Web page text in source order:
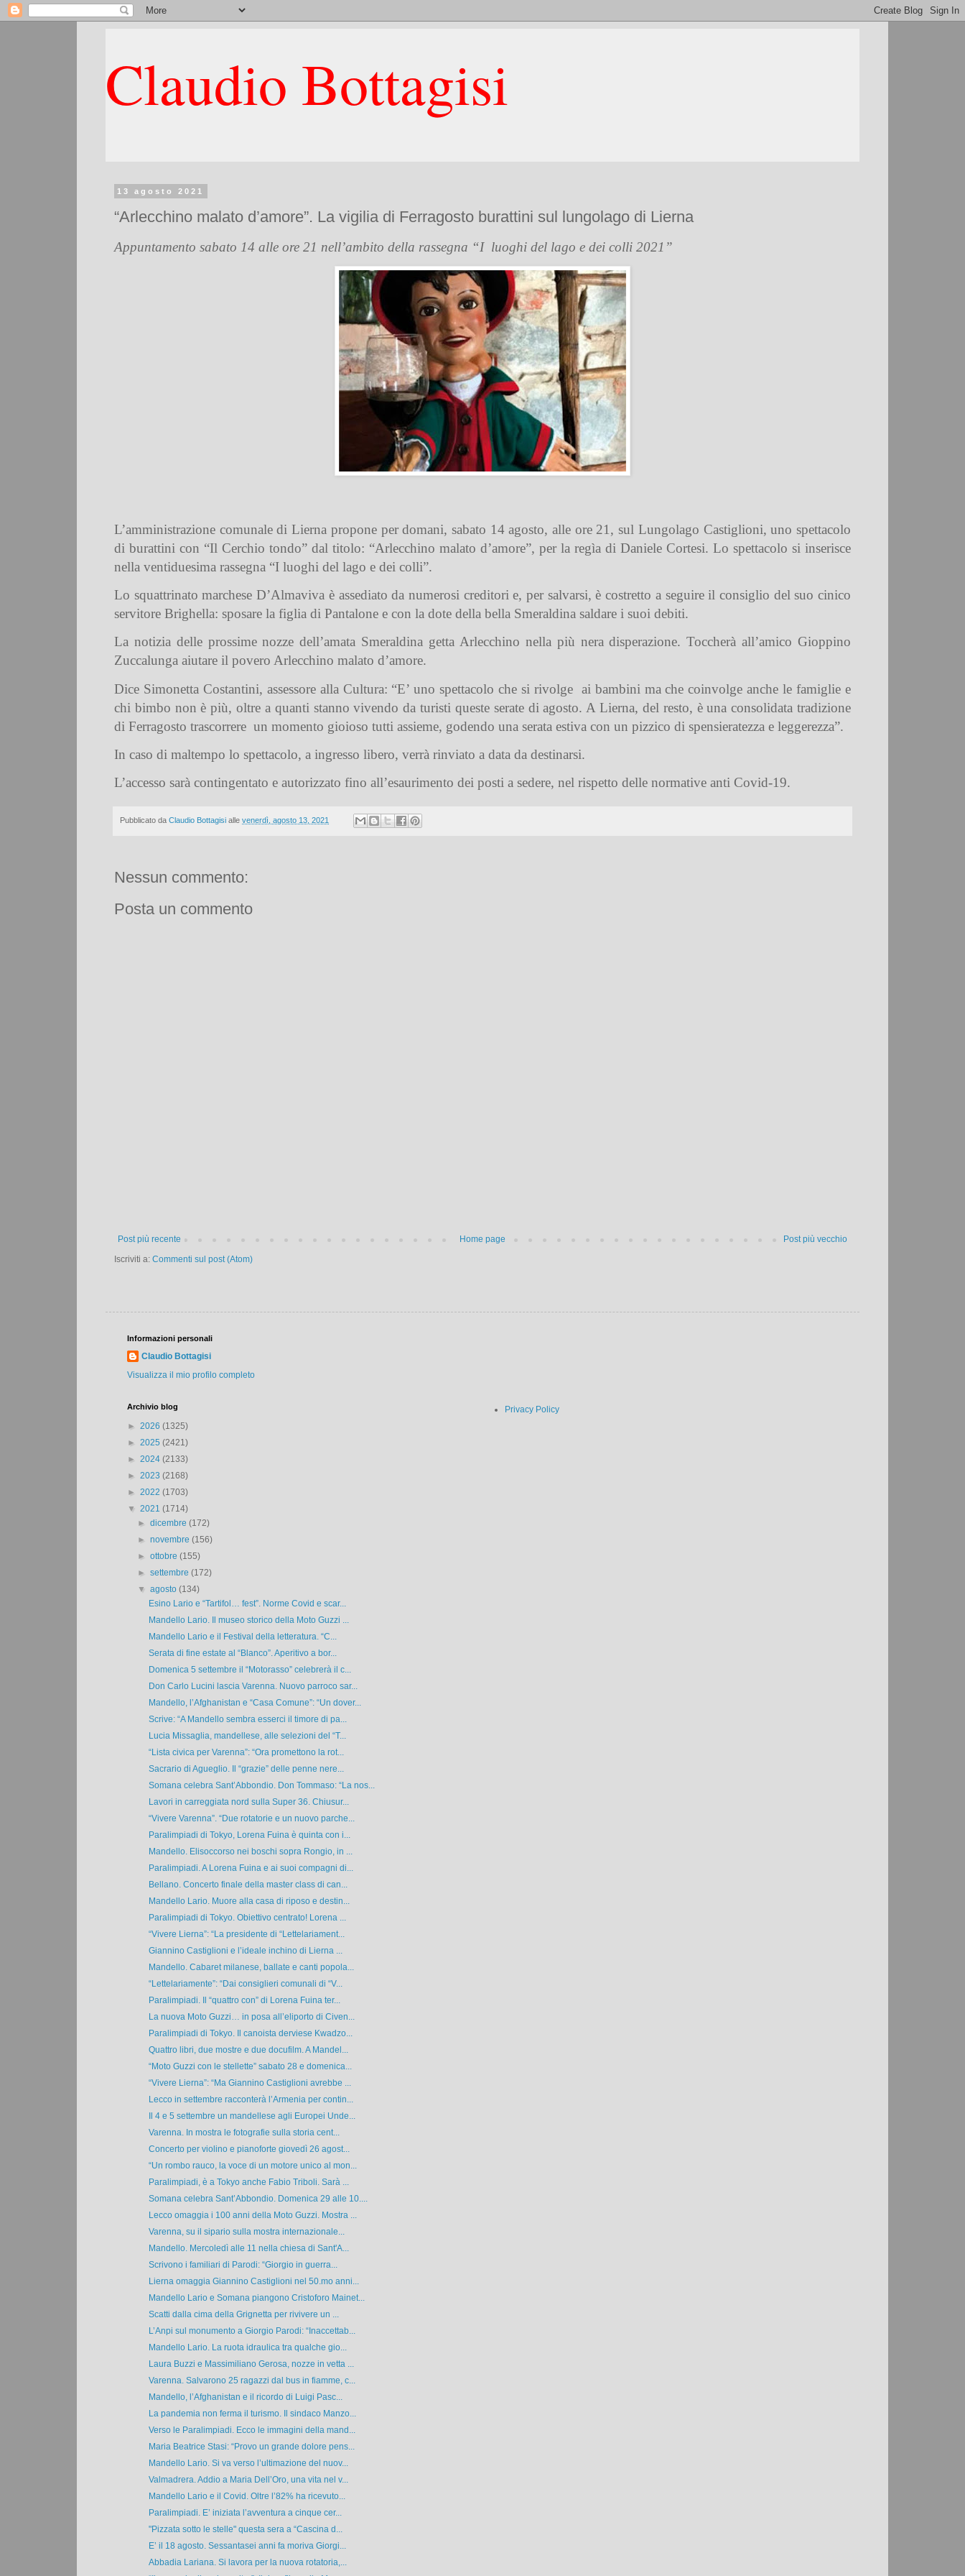
Claudio Bottagisi
13 agosto 2021
“Arlecchino malato d’amore”. La vigilia di Ferragosto burattini sul lungolago di Lierna
Appuntamento sabato 14 alle ore 21 nell’ambito della rassegna “I luoghi del lago e dei colli 2021”
L’amministrazione comunale di Lierna propone per domani, sabato 14 agosto, alle ore 21, sul Lungolago Castiglioni, uno spettacolo
di burattini con “Il Cerchio tondo” dal titolo: “Arlecchino malato d’amore”, per la regìa di Daniele Cortesi. Lo spettacolo si inserisce
nella ventiduesima rassegna “I luoghi del lago e dei colli”.
Lo squattrinato marchese D’Almaviva è assediato da numerosi creditori e, per salvarsi, è costretto a seguire il consiglio del suo cinico
servitore Brighella: sposare la figlia di Pantalone e con la dote della bella Smeraldina saldare i suoi debiti.
La notizia delle prossime nozze dell’amata Smeraldina getta Arlecchino nella più nera disperazione. Toccherà all’amico Gioppino
Zuccalunga aiutare il povero Arlecchino malato d’amore.
Dice Simonetta Costantini, assessore alla Cultura: “E’ uno spettacolo che si rivolge ai bambini ma che coinvolge anche le famiglie e
chi bimbo non è più, oltre a quanti stanno vivendo da turisti queste serate di agosto. A Lierna, del resto, è una consolidata tradizione
di Ferragosto trascorrere un momento gioioso tutti assieme, godendo una serata estiva con un pizzico di spensieratezza e leggerezza”.
In caso di maltempo lo spettacolo, a ingresso libero, verrà rinviato a data da destinarsi.
L’accesso sarà contingentato e autorizzato fino all’esaurimento dei posti a sedere, nel rispetto delle normative anti Covid-19.
Pubblicato da Claudio Bottagisi alle venerdì, agosto 13, 2021
Nessun commento:
Posta un commento
Post più recente Post più vecchio
Home page
Iscriviti a: Commenti sul post (Atom)
Informazioni personali
Claudio Bottagisi
Visualizza il mio profilo completo
Archivio blog
► 2026 (1325)
► 2025 (2421)
► 2024 (2133)
► 2023 (2168)
► 2022 (1703)
▼ 2021 (1714)
►dicembre(172)
►novembre(156)
►ottobre(155)
►settembre(172)
▼agosto(134)
Esino Lario e “Tartifol… fest”. Norme Covid e scar...
Mandello Lario. Il museo storico della Moto Guzzi ...
Mandello Lario e il Festival della letteratura. “C...
Serata di fine estate al “Blanco”. Aperitivo a bor...
Domenica 5 settembre il “Motorasso” celebrerà il c...
Don Carlo Lucini lascia Varenna. Nuovo parroco sar...
Mandello, l’Afghanistan e “Casa Comune”: “Un dover...
Scrive: “A Mandello sembra esserci il timore di pa...
Lucia Missaglia, mandellese, alle selezioni del “T...
“Lista civica per Varenna”: “Ora promettono la rot...
Sacrario di Agueglio. Il “grazie” delle penne nere...
Somana celebra Sant’Abbondio. Don Tommaso: “La nos...
Lavori in carreggiata nord sulla Super 36. Chiusur...
“Vivere Varenna”. “Due rotatorie e un nuovo parche...
Paralimpiadi di Tokyo, Lorena Fuina è quinta con i...
Mandello. Elisoccorso nei boschi sopra Rongio, in ...
Paralimpiadi. A Lorena Fuina e ai suoi compagni di...
Bellano. Concerto finale della master class di can...
Mandello Lario. Muore alla casa di riposo e destin...
Paralimpiadi di Tokyo. Obiettivo centrato! Lorena ...
“Vivere Lierna”: “La presidente di “Lettelariament...
Giannino Castiglioni e l’ideale inchino di Lierna ...
Mandello. Cabaret milanese, ballate e canti popola...
“Lettelariamente”: “Dai consiglieri comunali di “V...
Paralimpiadi. Il “quattro con” di Lorena Fuina ter...
La nuova Moto Guzzi… in posa all’eliporto di Civen...
Paralimpiadi di Tokyo. Il canoista derviese Kwadzo...
Quattro libri, due mostre e due docufilm. A Mandel...
“Moto Guzzi con le stellette” sabato 28 e domenica...
“Vivere Lierna”: “Ma Giannino Castiglioni avrebbe ...
Lecco in settembre racconterà l’Armenia per contin...
Il 4 e 5 settembre un mandellese agli Europei Unde...
Varenna. In mostra le fotografie sulla storia cent...
Concerto per violino e pianoforte giovedì 26 agost...
“Un rombo rauco, la voce di un motore unico al mon...
Paralimpiadi, è a Tokyo anche Fabio Triboli. Sarà ...
Somana celebra Sant’Abbondio. Domenica 29 alle 10....
Lecco omaggia i 100 anni della Moto Guzzi. Mostra ...
Varenna, su il sipario sulla mostra internazionale...
Mandello. Mercoledì alle 11 nella chiesa di Sant'A...
Scrivono i familiari di Parodi: “Giorgio in guerra...
Lierna omaggia Giannino Castiglioni nel 50.mo anni...
Mandello Lario e Somana piangono Cristoforo Mainet...
Scatti dalla cima della Grignetta per rivivere un ...
L’Anpi sul monumento a Giorgio Parodi: “Inaccettab...
Mandello Lario. La ruota idraulica tra qualche gio...
Laura Buzzi e Massimiliano Gerosa, nozze in vetta ...
Varenna. Salvarono 25 ragazzi dal bus in fiamme, c...
Mandello, l’Afghanistan e il ricordo di Luigi Pasc...
La pandemia non ferma il turismo. Il sindaco Manzo...
Verso le Paralimpiadi. Ecco le immagini della mand...
Maria Beatrice Stasi: “Provo un grande dolore pens...
Mandello Lario. Si va verso l’ultimazione del nuov...
Valmadrera. Addio a Maria Dell’Oro, una vita nel v...
Mandello Lario e il Covid. Oltre l’82% ha ricevuto...
Paralimpiadi. E’ iniziata l’avventura a cinque cer...
"Pizzata sotto le stelle" questa sera a “Cascina d...
E’ il 18 agosto. Sessantasei anni fa moriva Giorgi...
Abbadia Lariana. Si lavora per la nuova rotatoria,...
Privacy Policy